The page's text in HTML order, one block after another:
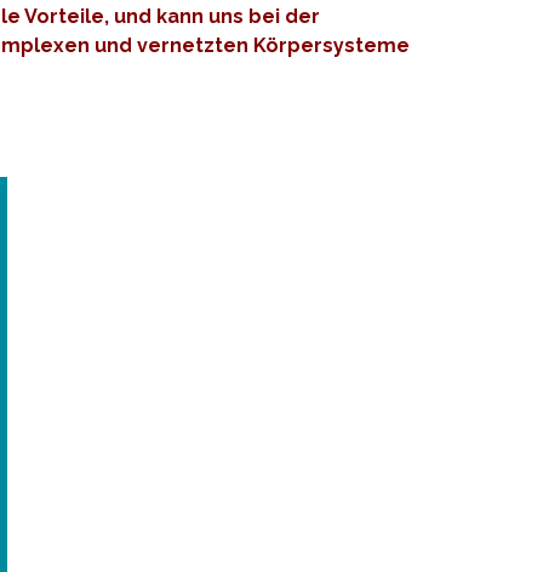
Vorteile, und kann uns bei der
und vernetzten Körpersysteme